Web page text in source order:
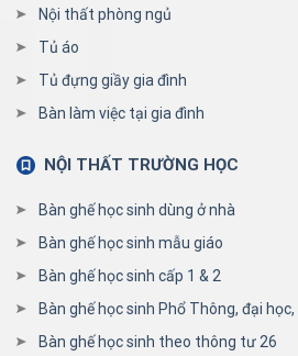
Nội thất phòng ngủ
Tủ áo
Tủ đựng giầy gia đình
Bàn làm việc tại gia đình
NỘI THẤT TRƯỜNG HỌC
Bàn ghế học sinh dùng ở nhà
Bàn ghế học sinh mẫu giáo
Bàn ghế học sinh cấp 1 & 2
Bàn ghế học sinh Phổ Thông, đại
Bàn ghế học sinh theo thông tư 26